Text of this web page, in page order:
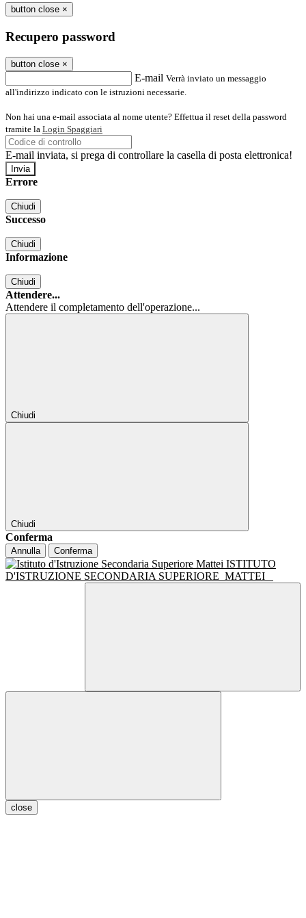
button close ×
Recupero password
button close ×
E-mail Verrà inviato un messaggio
all'indirizzo indicato con le istruzioni necessarie.
Non hai una e-mail associata al nome utente? Effettua il reset della password
tramite la Login Spaggiari
E-mail inviata, si prega di controllare la casella di posta elettronica!
Errore
Chiudi
Successo
Chiudi
Informazione
Chiudi
Attendere...
Attendere il completamento dell'operazione...
Chiudi
Chiudi
Conferma
Annulla Conferma
ISTITUTO
D'ISTRUZIONE SECONDARIA SUPERIORE MATTEI
close